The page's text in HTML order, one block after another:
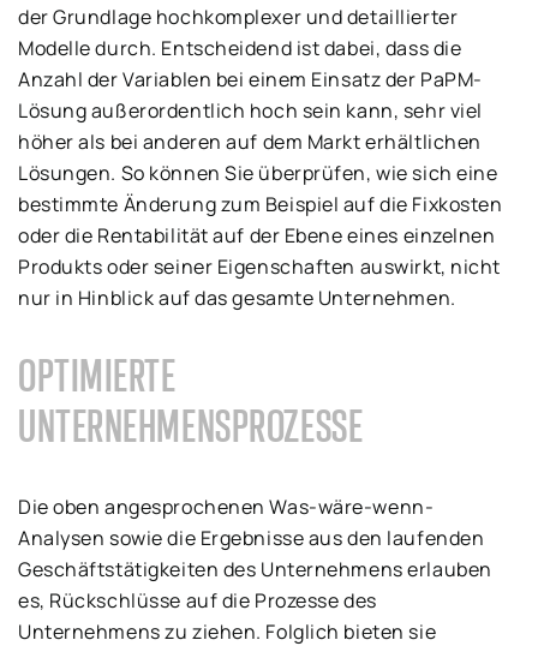
der Grundlage hochkomplexer und detaillierter
Modelle durch. Entscheidend ist dabei, dass die
Anzahl der Variablen bei einem Einsatz der PaPM-
Lösung außerordentlich hoch sein kann, sehr viel
höher als bei anderen auf dem Markt erhältlichen
Lösungen. So können Sie überprüfen, wie sich eine
bestimmte Änderung zum Beispiel auf die Fixkosten
oder die Rentabilität auf der Ebene eines einzelnen
Produkts oder seiner Eigenschaften auswirkt, nicht
nur in Hinblick auf das gesamte Unternehmen.
OPTIMIERTE
UNTERNEHMENSPROZESSE
Die oben angesprochenen Was-wäre-wenn-
Analysen sowie die Ergebnisse aus den laufenden
Geschäftstätigkeiten des Unternehmens erlauben
es, Rückschlüsse auf die Prozesse des
Unternehmens zu ziehen. Folglich bieten sie